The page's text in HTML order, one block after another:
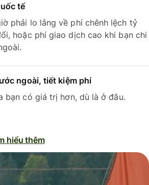
tế
phải lo lắng về phí chênh lệch tỷ
hoặc phí giao dịch cao khi bạn chi
ngoài, tiết kiệm phí
bạn có giá trị hơn, dù là ở đâu.
hiểu thêm